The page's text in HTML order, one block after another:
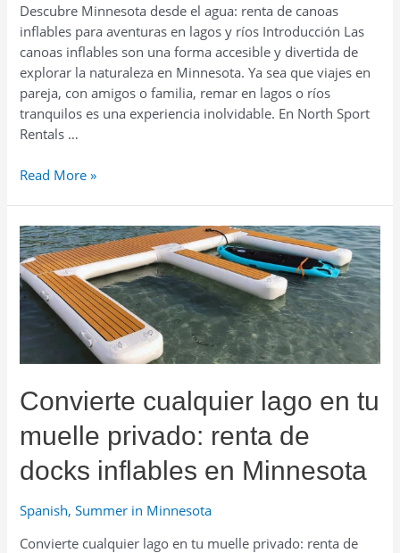
Descubre Minnesota desde el agua: renta de canoas
inflables para aventuras en lagos y ríos Introducción Las
canoas inflables son una forma accesible y divertida de
explorar la naturaleza en Minnesota. Ya sea que viajes en
pareja, con amigos o familia, remar en lagos o ríos
tranquilos es una experiencia inolvidable. En North Sport
Rentals …
Descubre
el
agua:
renta
de
canoas
en
y
ríos
Read More »
Convierte cualquier lago en tu
muelle privado: renta de
docks inflables en Minnesota
Spanish,Summer in Minnesota
Convierte cualquier lago en tu muelle privado: renta de